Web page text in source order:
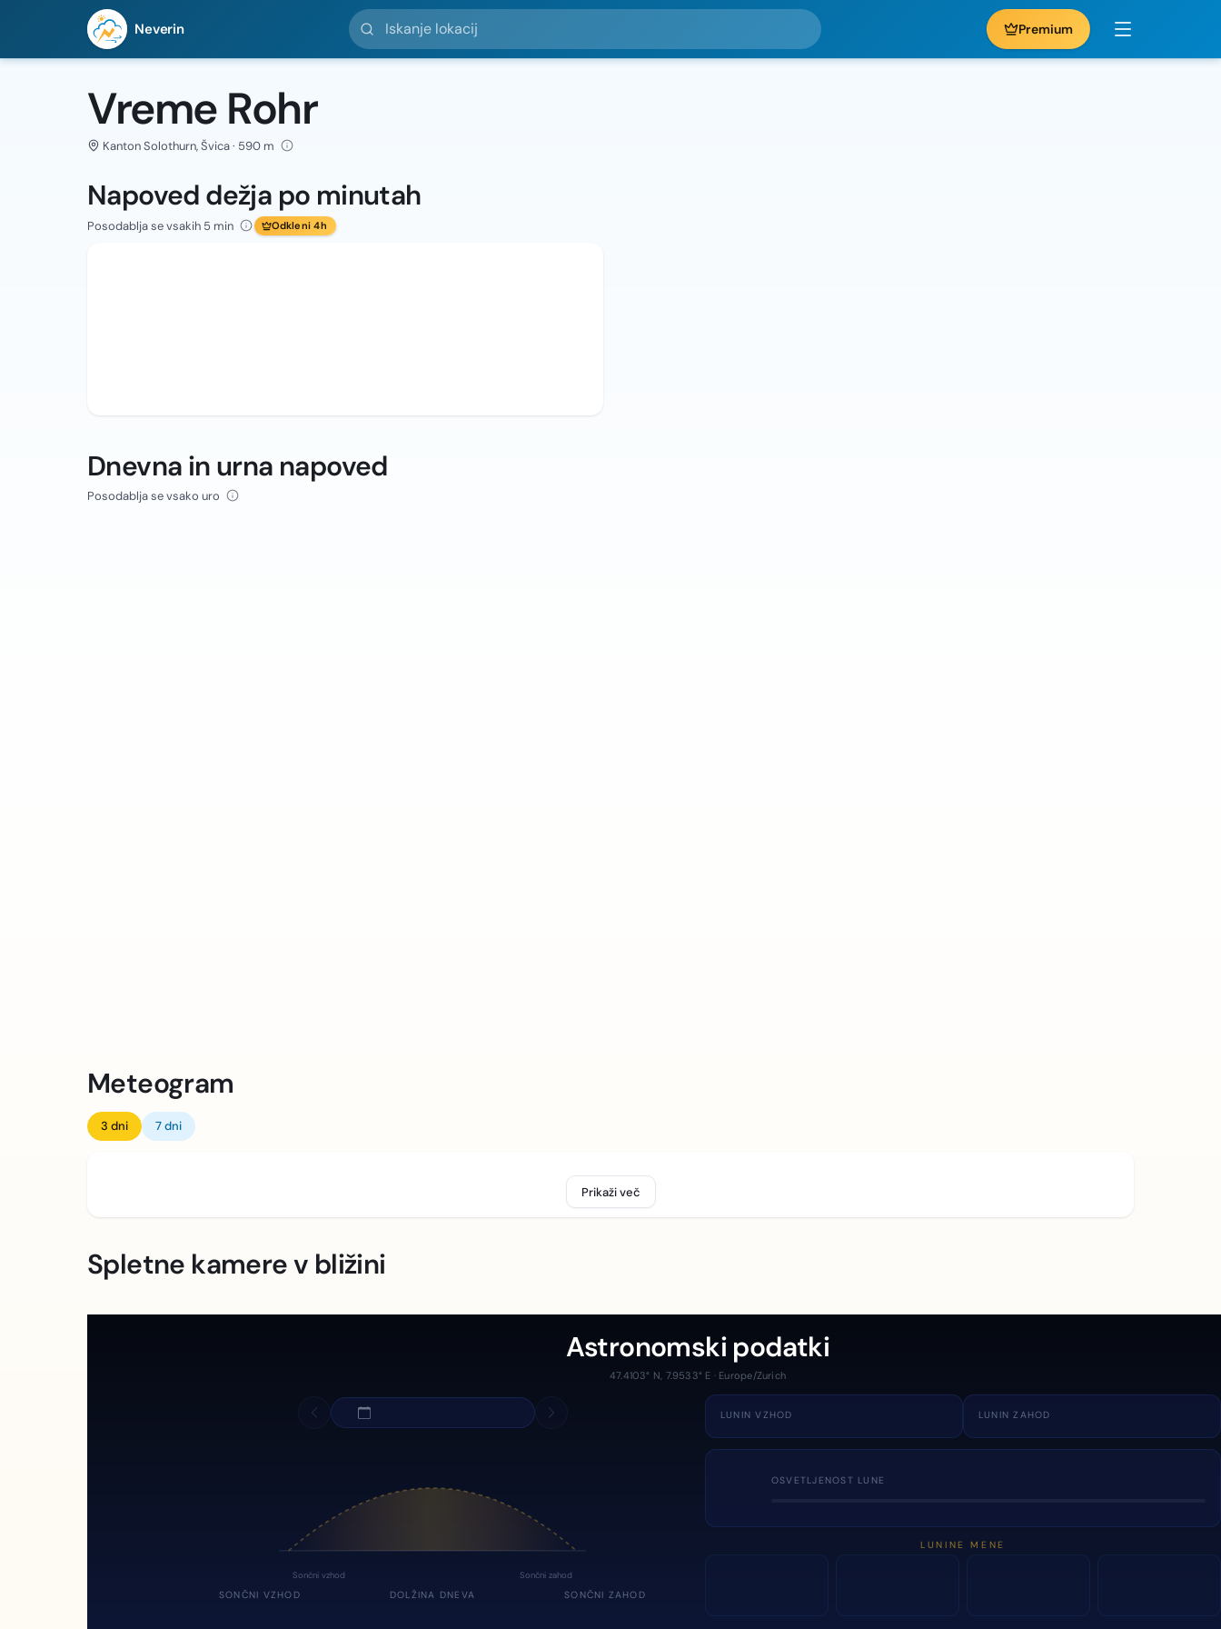
Neverin
Iskanje lokacij
Premium
Vreme Rohr
Kanton Solothurn, Švica · 590 m
Napoved dežja po minutah
Posodablja se vsakih 5 min Odkleni 4h
Dnevna in urna napoved
Posodablja se vsako uro
Meteogram
3 dni 7 dni
Prikaži več
Spletne kamere v bližini
Astronomski podatki
47.4103° N, 7.9533° E · Europe/Zurich
Sončni vzhod Sončni zahod
SONČNI VZHOD DOLŽINA DNEVA SONČNI ZAHOD
LUNIN VZHOD LUNIN ZAHOD
OSVETLJENOST LUNE
LUNINE MENE